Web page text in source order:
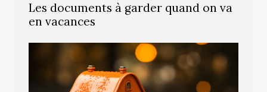
Les documents à garder quand on va
en vacances